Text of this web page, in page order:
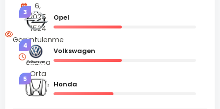
6,
2025
1524
Görüntülenme
3 dk
okuma
Orta
Seviye
3
Opel
4
Volkswagen
5
Honda